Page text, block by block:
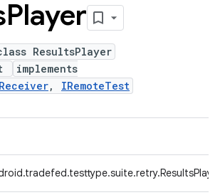
Player
ResultsPlayer
implements
, IRemoteTest